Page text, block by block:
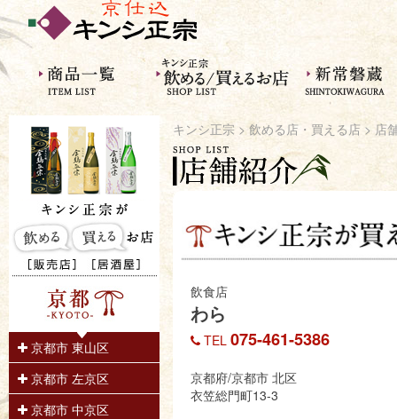
京都市 東山区
京都市 左京区
京都市 中京区
キンシ正宗 > 飲める店・買える店 > 店
飲食店
わら
TEL 075-461-5386
京都府/京都市 北区
衣笠総門町13-3